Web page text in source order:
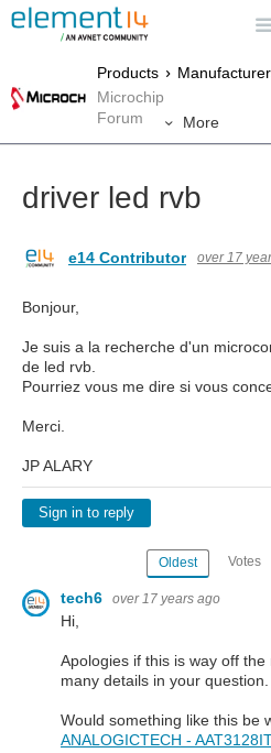
Products
Microchip
Forum
More
driver led rvb
e14 Contributor over 17
Bonjour,
Je suis a la recherche d'un
de led rvb.
Pourriez vous me dire si vous
Merci.
JP ALARY
Sign in to reply
Oldest Votes
tech6 over 17 years ago
Hi,
Apologies if this is way off
many details in your question.
Would something like this be
ANALOGICTECH -